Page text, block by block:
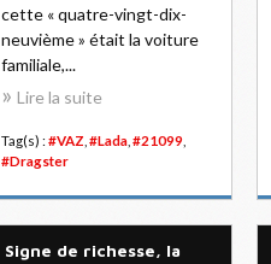
cette « quatre-vingt-dix-
neuvième » était la voiture
familiale,...
Lire la suite
Tag(s) : #VAZ #Lada #21099
#Dragster
Signe de richesse, la